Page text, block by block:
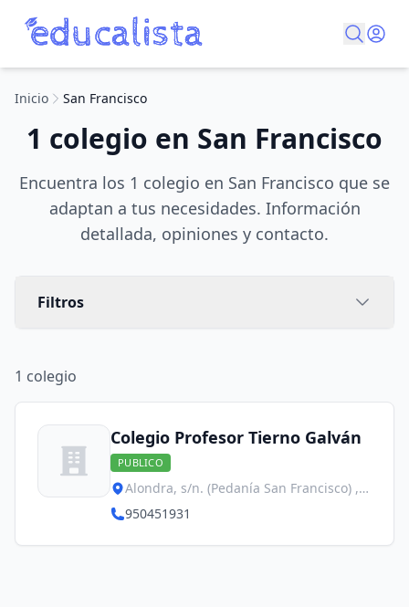
Inicio San Francisco
1 colegio en San Francisco
Encuentra los 1 colegio en San Francisco que se
adaptan a tus necesidades. Información
detallada, opiniones y contacto.
Filtros
1 colegio
Colegio Profesor Tierno Galván
PUBLICO
Alondra, s/n. (Pedanía San Francisco) ,
San Francisco
950451931